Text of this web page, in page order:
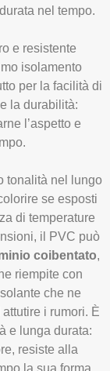
nel tempo.
e resistente
isolamento
per la facilità di
la durabilità:
l’aspetto e
tonalità nel lungo
se esposti
di temperature
il PVC può
coibentato,
riempite con
che ne
i rumori. È
e lunga durata:
resiste alla